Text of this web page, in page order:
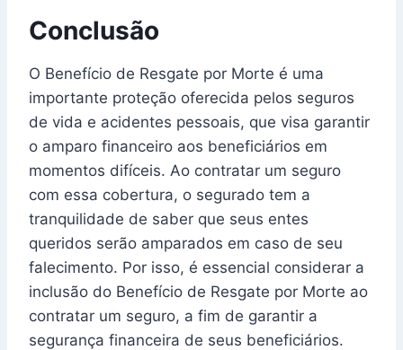
Conclusão
O Benefício de Resgate por Morte é uma
importante proteção oferecida pelos seguros
de vida e acidentes pessoais, que visa garantir
o amparo financeiro aos beneficiários em
momentos difíceis. Ao contratar um seguro
com essa cobertura, o segurado tem a
tranquilidade de saber que seus entes
queridos serão amparados em caso de seu
falecimento. Por isso, é essencial considerar a
inclusão do Benefício de Resgate por Morte ao
contratar um seguro, a fim de garantir a
segurança financeira de seus beneficiários.